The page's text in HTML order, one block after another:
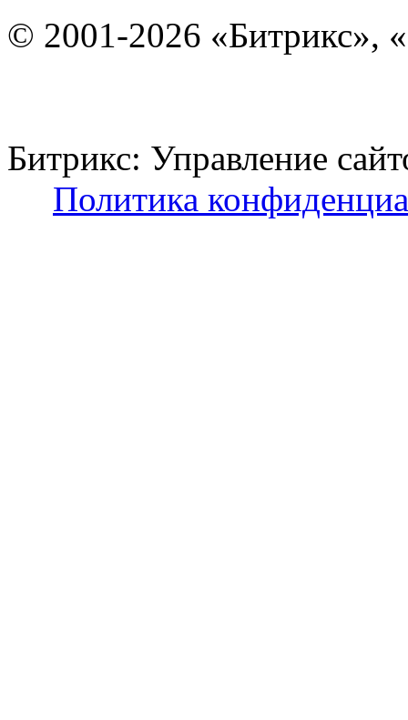
© 2001-2026 «Битрикс»,
Битрикс: Управление
Политика